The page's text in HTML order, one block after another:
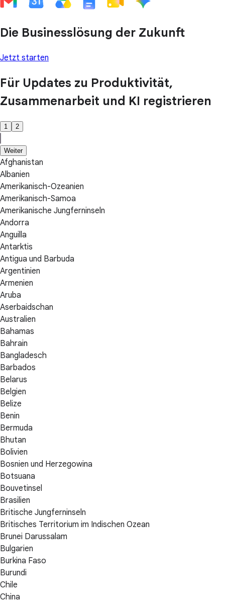
Die Businesslösung der Zukunft
Jetzt starten
Für Updates zu Produktivität,
Zusammenarbeit und KI registrieren
1 2
Weiter
Afghanistan
Albanien
Amerikanisch-Ozeanien
Amerikanisch-Samoa
Amerikanische Jungferninseln
Andorra
Anguilla
Antarktis
Antigua und Barbuda
Argentinien
Armenien
Aruba
Aserbaidschan
Australien
Bahamas
Bahrain
Bangladesch
Barbados
Belarus
Belgien
Belize
Benin
Bermuda
Bhutan
Bolivien
Bosnien und Herzegowina
Botsuana
Bouvetinsel
Brasilien
Britische Jungferninseln
Britisches Territorium im Indischen Ozean
Brunei Darussalam
Bulgarien
Burkina Faso
Burundi
Chile
China